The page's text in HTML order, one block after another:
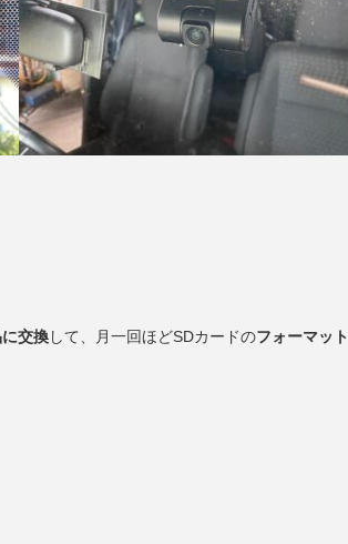
交換して、月一回ほどSDカードのフォーマット